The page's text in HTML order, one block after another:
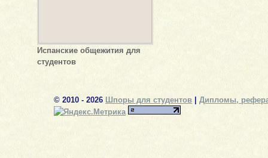
Испанские общежития для
студентов
© 2010 - 2026 Шпоры для студентов Дипломы,